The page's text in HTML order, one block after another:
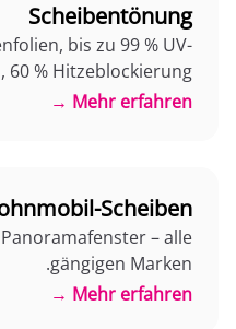
Scheibentönung
bis zu 99 % UV-
60 % Hitzeblockierung.
Mehr erfahren →
Scheiben
– alle
gängigen Marken.
Mehr erfahren →